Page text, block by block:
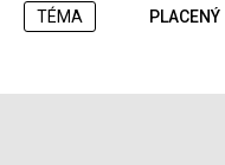
TÉMA PLACENÝ